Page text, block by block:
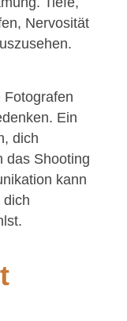
Nervosität
Fotografen
Ein
dich
das Shooting
kann
dich